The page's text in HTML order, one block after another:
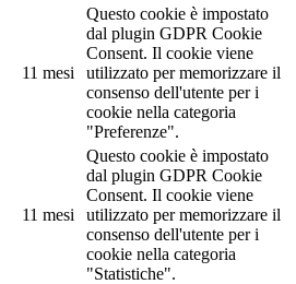
11 mesi
Questo cookie è impostato
dal plugin GDPR Cookie
Consent. Il cookie viene
utilizzato per memorizzare il
consenso dell'utente per i
cookie nella categoria
"Preferenze".
11 mesi
Questo cookie è impostato
dal plugin GDPR Cookie
Consent. Il cookie viene
utilizzato per memorizzare il
consenso dell'utente per i
cookie nella categoria
"Statistiche".